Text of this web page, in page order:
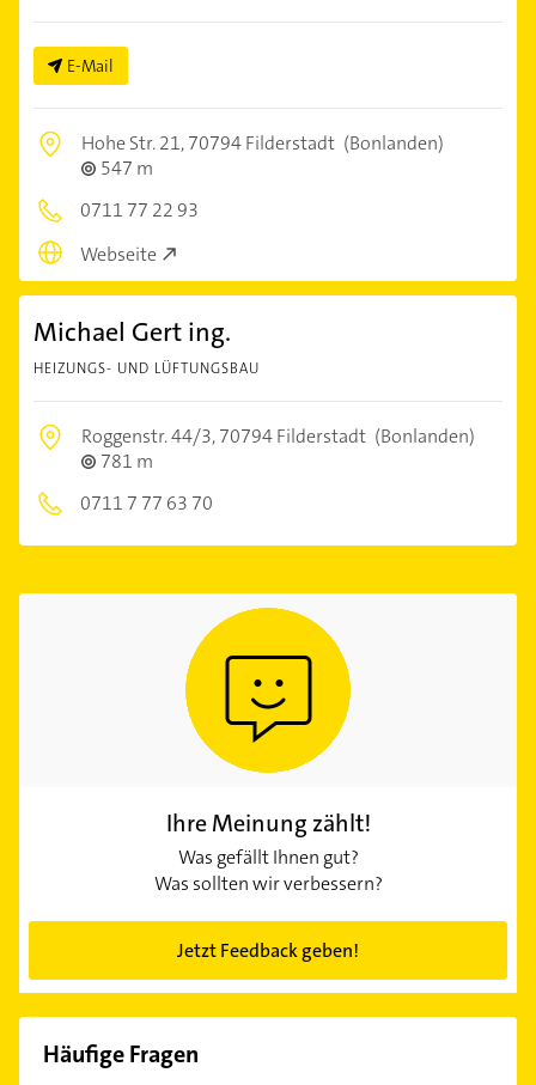
E-Mail
Hohe Str. 21,70794 Filderstadt (Bonlanden)
547 m
0711 77 22 93
Webseite
Michael Gert ing.
HEIZUNGS- UND LÜFTUNGSBAU
Roggenstr. 44/3,70794 Filderstadt (Bonlanden)
781 m
0711 7 77 63 70
Ihre Meinung zählt!
Was gefällt Ihnen gut?
Was sollten wir verbessern?
Jetzt Feedback geben!
Häufige Fragen